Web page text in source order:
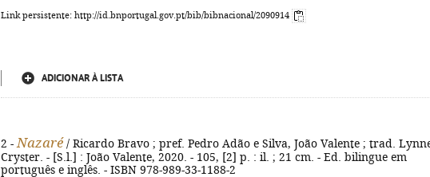
Link persistente: http://id.bnportugal.gov.pt/bib/bibnacional/2090914
ADICIONAR À LISTA
2 - Nazaré / Ricardo Bravo ; pref. Pedro Adão e Silva, João Valente ; trad.
Cryster. - [S.l.] : João Valente, 2020. - 105, [2] p. : il. ; 21 cm. - Ed. bilingue em
português e inglês. - ISBN 978-989-33-1188-2